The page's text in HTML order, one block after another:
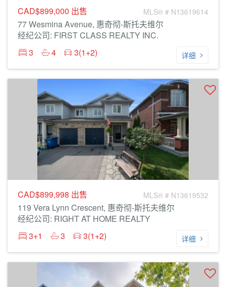
CAD$899,000 出售 MLS® # N13619614
77 Wesmina Avenue, 惠奇彻-斯托夫维尔
经纪公司: FIRST CLASS REALTY INC.
3
4 3(1+2) 详细
CAD$899,998 出售 MLS® # N13619532
119 Vera Lynn Crescent, 惠奇彻-斯托夫维尔
经纪公司: RIGHT AT HOME REALTY
3+1
3 3(1+2) 详细